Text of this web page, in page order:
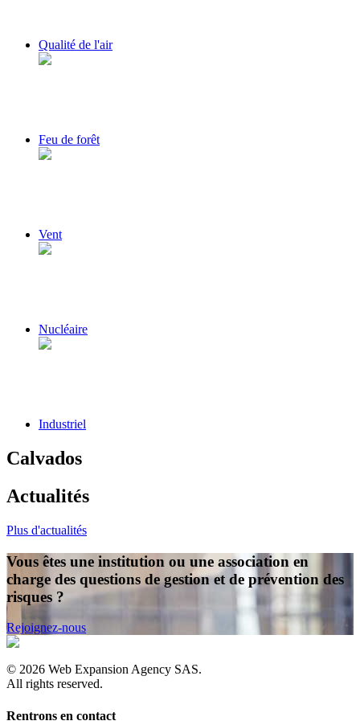
Qualité de l'air
Feu de forêt
Vent
Nucléaire
Industriel
Calvados
Actualités
Plus d'actualités
Vous êtes une institution ou une association en
charge des questions de gestion et de prévention des
risques ?
Rejoignez-nous
© 2026 Web Expansion Agency SAS.
All rights reserved.
Rentrons en contact